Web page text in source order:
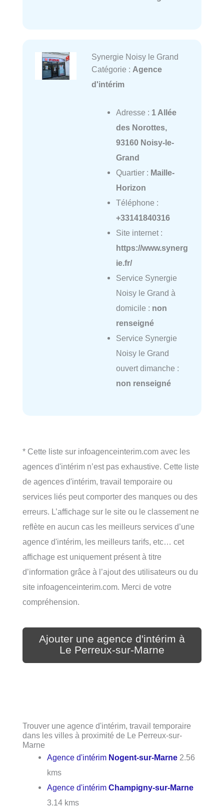
Synergie Noisy le Grand
Catégorie : Agence
d'intérim
Adresse : 1 Allée
des Norottes,
93160 Noisy-le-
Grand
Quartier : Maille-
Horizon
Téléphone :
+33141840316
Site internet :
https://www.synerg
ie.fr/
Service Synergie
Noisy le Grand à
domicile : non
renseigné
Service Synergie
Noisy le Grand
ouvert dimanche :
non renseigné
* Cette liste sur infoagenceinterim.com avec les
agences d'intérim n’est pas exhaustive. Cette liste
de agences d'intérim, travail temporaire ou
services liés peut comporter des manques ou des
erreurs. L’affichage sur le site ou le classement ne
reflète en aucun cas les meilleurs services d’une
agence d'intérim, les meilleurs tarifs, etc… cet
affichage est uniquement présent à titre
d’information grâce à l’ajout des utilisateurs ou du
site infoagenceinterim.com. Merci de votre
compréhension.
Ajouter une agence d'intérim à
Le Perreux-sur-Marne
Trouver une agence d'intérim, travail temporaire
dans les villes à proximité de Le Perreux-sur-
Marne
Agence d'intérim Nogent-sur-Marne 2.56
kms
Agence d'intérimChampigny-sur-Marne
3.14 kms